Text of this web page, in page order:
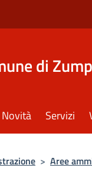
di
Novità Servizi
> Aree